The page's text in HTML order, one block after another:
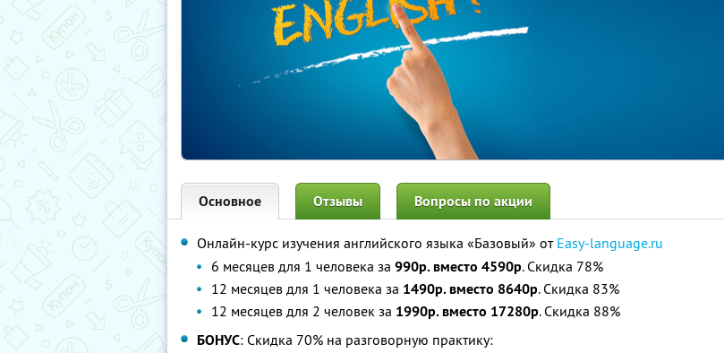
Основное Отзывы Вопросы по акции
Онлайн-курс изучения английского языка «Базовый» от Easy-language.ru
6 месяцев для 1 человека за 990р. вместо 4590р. Скидка 78%
12 месяцев для 1 человека за 1490р. вместо 8640р. Скидка 83%
12 месяцев для 2 человек за 1990р. вместо 17280р. Скидка 88%
БОНУС: Скидка 70% на разговорную практику: